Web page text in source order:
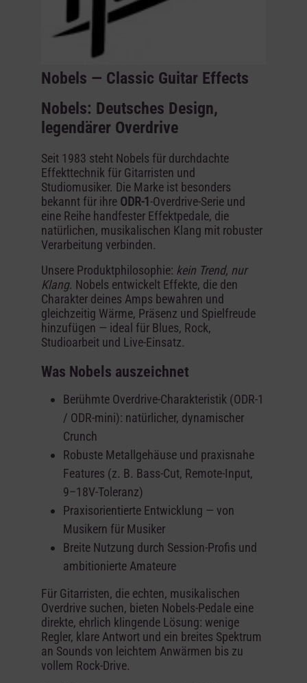
Nobels — Classic Guitar Effects
Nobels: Deutsches Design,
legendärer Overdrive
Seit 1983 steht Nobels für durchdachte
Effekttechnik für Gitarristen und
Studiomusiker. Die Marke ist besonders
bekannt für ihre ODR-1-Overdrive-Serie und
eine Reihe handfester Effektpedale, die
natürlichen, musikalischen Klang mit robuster
Verarbeitung verbinden.
Unsere Produktphilosophie: kein Trend, nur
Klang. Nobels entwickelt Effekte, die den
Charakter deines Amps bewahren und
gleichzeitig Wärme, Präsenz und Spielfreude
hinzufügen — ideal für Blues, Rock,
Studioarbeit und Live-Einsatz.
Was Nobels auszeichnet
Berühmte Overdrive-Charakteristik (ODR-1
/ ODR-mini): natürlicher, dynamischer
Crunch
Robuste Metallgehäuse und praxisnahe
Features (z. B. Bass-Cut, Remote-Input,
9–18V-Toleranz)
Praxisorientierte Entwicklung — von
Musikern für Musiker
Breite Nutzung durch Session-Profis und
ambitionierte Amateure
Für Gitarristen, die echten, musikalischen
Overdrive suchen, bieten Nobels-Pedale eine
direkte, ehrlich klingende Lösung: wenige
Regler, klare Antwort und ein breites Spektrum
an Sounds von leichtem Anwärmen bis zu
vollem Rock-Drive.